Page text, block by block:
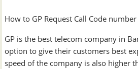
How to GP Request Call Code
GP is the best telecom company in
option to give their customers best
speed of the company is also higher